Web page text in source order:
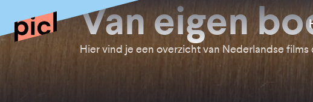
Van eigen
Hier vind je een overzicht van Nederlandse films